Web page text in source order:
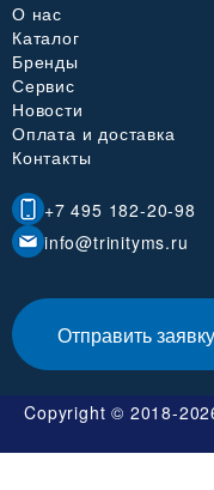
О нас
Каталог
Бренды
Сервис
Новости
Оплата и доставка
Контакты
+7 495 182-20-98
info@trinityms.ru
Отправить заявку
Copyright © 2018-